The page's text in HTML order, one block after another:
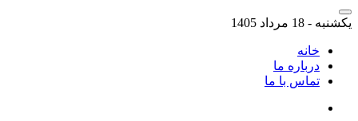
یکشنبه - 18 مرداد 1405
خانه
درباره ما
تماس با ما